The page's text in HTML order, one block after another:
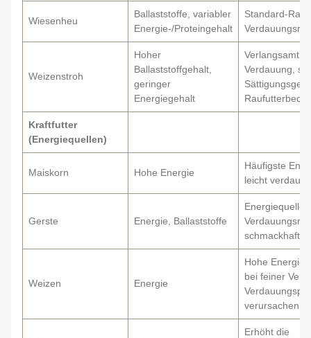
Wiesenheu
Ballaststoffe, variabler
Energie-/Proteingehalt
Standard-
Weizenstroh
Hoher
Ballaststoffgehalt,
geringer
Energiegehalt
Verlangsamt
Verdauung,
Kraftfutter
(Energiequellen)
Maiskorn Hohe Energie
Häufigste
leicht
Gerste Energie, Ballaststoffe
Energiequelle,
schmackhaft
Weizen Energie
Hohe Energie,
bei feiner
verursachen
Erhöht die